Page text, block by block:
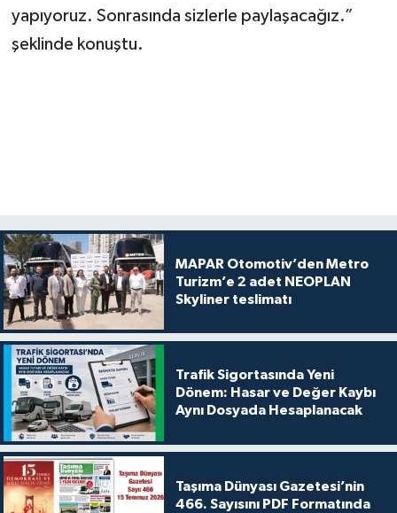
yapıyoruz. Sonrasında sizlerle paylaşacağız.”
şeklinde konuştu.
MAPAR Otomotiv’den Metro
Turizm’e 2 adet NEOPLAN
Skyliner teslimatı
Trafik Sigortasında Yeni
Dönem: Hasar ve Değer Kaybı
Aynı Dosyada Hesaplanacak
Taşıma Dünyası Gazetesi’nin
466. Sayısını PDF Formatında